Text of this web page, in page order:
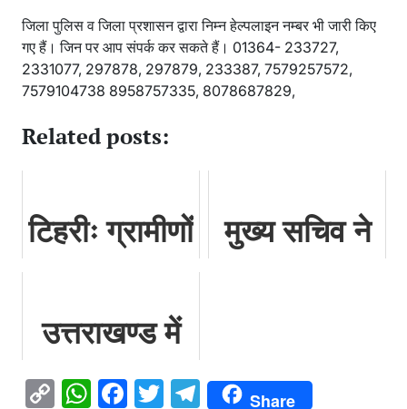
जिला पुलिस व जिला प्रशासन द्वारा निम्न हेल्पलाइन नम्बर भी जारी किए
गए हैं। जिन पर आप संपर्क कर सकते हैं। 01364- 233727,
2331077, 297878, 297879, 233387, 7579257572,
7579104738 8958757335, 8078687829,
Related posts:
टिहरीः ग्रामीणों
लेकर किया
अनिश्चितकालीन
धरना शुरू,
मुख्य सचिव ने
शिकायतों के
उत्तराखण्ड में
समूह ‘ग’ के
CopyWhatsApp
Facebook
Twitter
Telegram
Share